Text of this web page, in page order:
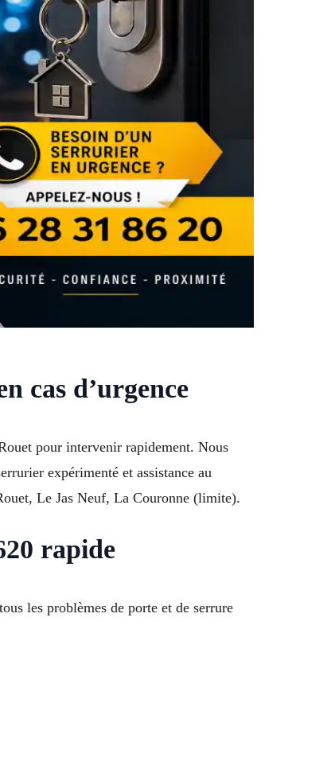
cas d’urgence
pour intervenir rapidement. Nous
expérimenté et assistance au
Le Jas Neuf, La Couronne (limite).
rapide
les problèmes de porte et de serrure